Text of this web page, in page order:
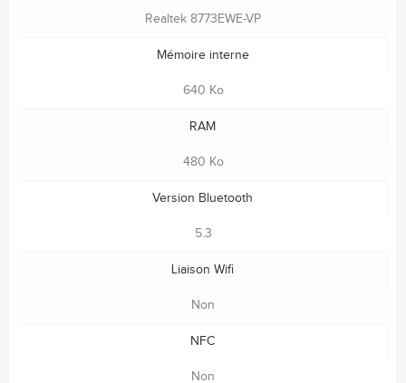
Realtek 8773EWE-VP
Mémoire interne
640 Ko
RAM
480 Ko
Version Bluetooth
5.3
Liaison Wifi
Non
NFC
Non